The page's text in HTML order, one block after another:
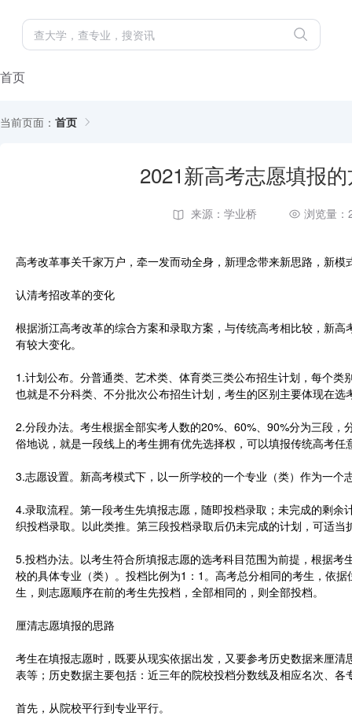
首页
当前页面： 首页
2021新高考志愿填报
来源：学业桥 浏览量：
高考改革事关千家万户，牵一发而动全身，新理念带来新思路，新
认清考招改革的变化
根据浙江高考改革的综合方案和录取方案，与传统高考相比较，新
有较大变化。
1.计划公布。分普通类、艺术类、体育类三类公布招生计划，每个
也就是不分科类、不分批次公布招生计划，考生的区别主要体现在选
2.分段办法。考生根据全部实考人数的20%、60%、90%分为三段
俗地说，就是一段线上的考生拥有优先选择权，可以填报传统高考任
3.志愿设置。新高考模式下，以一所学校的一个专业（类）作为一
4.录取流程。第一段考生先填报志愿，随即投档录取；未完成的剩
织投档录取。以此类推。第三段投档录取后仍未完成的计划，可适
5.投档办法。以考生符合所填报志愿的选考科目范围为前提，根据
校的具体专业（类）。投档比例为1：1。高考总分相同的考生，依
生，则志愿顺序在前的考生先投档，全部相同的，则全部投档。
厘清志愿填报的思路
考生在填报志愿时，既要从现实依据出发，又要参考历史数据来厘
表等；历史数据主要包括：近三年的院校投档分数线及相应名次、
首先，从院校平行到专业平行。